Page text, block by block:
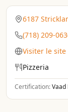
6187
(718) 209-
Visiter le site
Pizzeria
Certification:Vaad